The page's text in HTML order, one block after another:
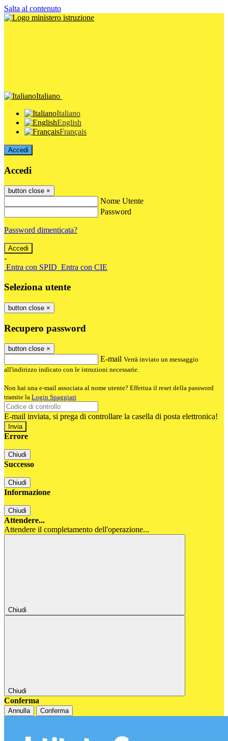
Salta al contenuto
Italiano
Italiano
English
Français
Accedi
Accedi
button close ×
Nome Utente
Password
Password dimenticata?
-
Entra con SPID Entra con CIE
Seleziona utente
button close ×
Recupero password
button close ×
E-mail Verrà inviato un messaggio
all'indirizzo indicato con le istruzioni necessarie.
Non hai una e-mail associata al nome utente? Effettua il reset della password
tramite la Login Spaggiari
E-mail inviata, si prega di controllare la casella di posta elettronica!
Errore
Chiudi
Successo
Chiudi
Informazione
Chiudi
Attendere...
Attendere il completamento dell'operazione...
Chiudi
Chiudi
Conferma
Annulla Conferma